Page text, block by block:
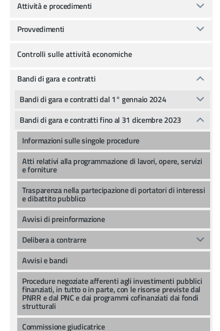
Attività e procedimenti
Provvedimenti
Controlli sulle attività economiche
Bandi di gara e contratti
Bandi di gara e contratti dal 1° gennaio 2024
Bandi di gara e contratti fino al 31 dicembre 2023
Informazioni sulle singole procedure
Atti relativi alla programmazione di lavori, opere, servizi
e forniture
Trasparenza nella partecipazione di portatori di interessi
e dibattito pubblico
Avvisi di preinformazione
Delibera a contrarre
Avvisi e bandi
Procedure negoziate afferenti agli investimenti pubblici
finanziati, in tutto o in parte, con le risorse previste dal
PNRR e dal PNC e dai programmi cofinanziati dai fondi
strutturali
Commissione giudicatrice